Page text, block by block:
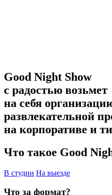
Good Night Show
с радостью возьмет
на себя
развлекательной
на корпоративе и
Что такое Good
В студии На выезде
Что за формат?